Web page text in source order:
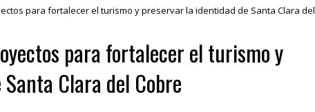
para fortalecer el turismo y preservar la identidad de Santa Clara del
para fortalecer el turismo y
Clara del Cobre